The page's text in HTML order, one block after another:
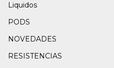
Liquidos
PODS
NOVEDADES
RESISTENCIAS